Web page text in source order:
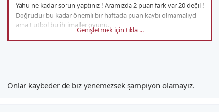
Yahu ne kadar sorun yaptınız ! Aramızda 2 puan fark var 20 değil !
Doğrudur bu kadar önemli bir haftada puan kaybı olmamalıydı
ama Futbol bu ihtimaller oyunu.
oynar.
Genişletmek için tıkla ...
Onlar kaybeder de biz yenemezsek şampiyon olamayız.